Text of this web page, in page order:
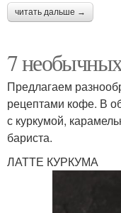
читать дальше →
7
Предлагаем
рецептами кофе. В
с куркумой,
бариста.
ЛАТТЕ КУРКУМА